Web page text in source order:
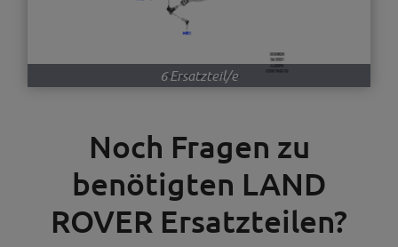
6 Ersatzteil/e
Noch Fragen zu
benötigten LAND
ROVER Ersatzteilen?